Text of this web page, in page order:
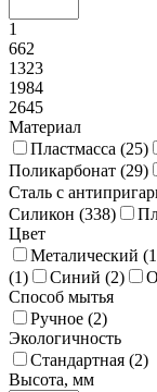
1
662
1323
1984
2645
Материал
Пластмасса (25)
Поликарбонат (29)
Сталь с
Силикон (338)
Цвет
Металический (1
(1) Синий (2)
Способ мытья
Ручное (2)
Экологичность
Стандартная (2)
Высота, мм